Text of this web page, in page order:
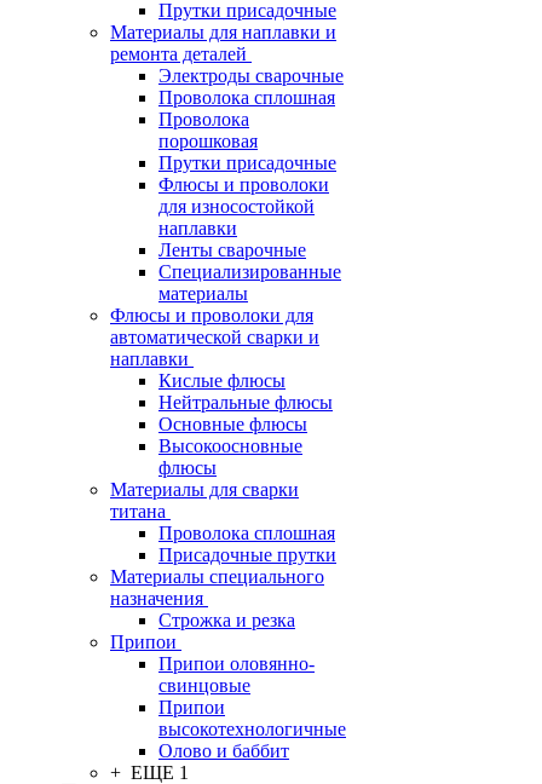
Прутки присадочные
Материалы для наплавки и
ремонта деталей
Электроды сварочные
Проволока сплошная
Проволока
порошковая
Прутки присадочные
Флюсы и проволоки
для износостойкой
наплавки
Ленты сварочные
Специализированные
материалы
Флюсы и проволоки для
автоматической сварки и
наплавки
Кислые флюсы
Нейтральные флюсы
Основные флюсы
Высокоосновные
флюсы
Материалы для сварки
титана
Проволока сплошная
Присадочные прутки
Материалы специального
назначения
Строжка и резка
Припои
Припои оловянно-
свинцовые
Припои
высокотехнологичные
Олово и баббит
+ ЕЩЕ 1